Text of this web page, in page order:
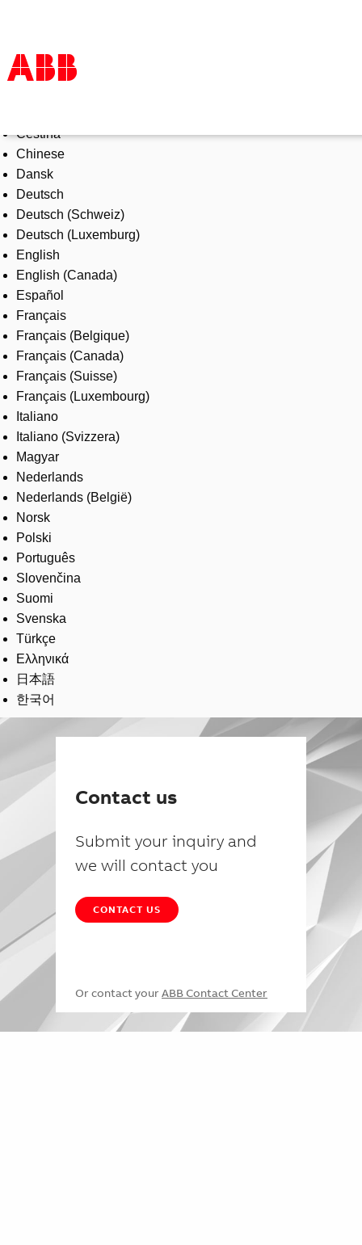
Products & Solutions
Industries
Services
About us
Where to buy
Contact us
Careers
Čeština
Chinese
Dansk
Deutsch
Deutsch (Schweiz)
Deutsch (Luxemburg)
English
English (Canada)
Español
Français
Français (Belgique)
Français (Canada)
Français (Suisse)
Français (Luxembourg)
Italiano
Italiano (Svizzera)
Magyar
Nederlands
Nederlands (België)
Norsk
Polski
Português
Slovenčina
Suomi
Svenska
Türkçe
Ελληνικά
日本語
한국어
Contact us
Submit your inquiry and
we will contact you
CONTACT US
Or contact your ABB Contact Center